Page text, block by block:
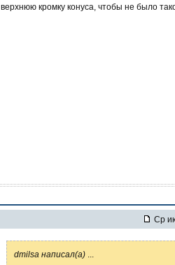
верхнюю кромку конуса, чтобы не было
Ср
dmilsa написал(а)